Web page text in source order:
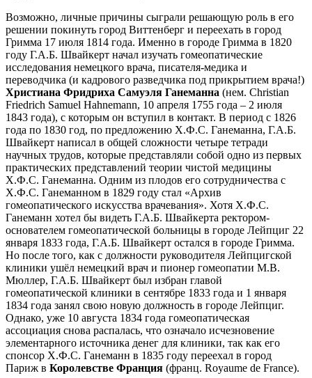
Возможно, личные причины сыграли решающую роль в его
решении покинуть город Виттенберг и переехать в город
Гримма 17 июля 1814 года. Именно в городе Гримма в 1820
году Г.А.Б. Швайкерт начал изучать гомеопатические
исследования немецкого врача, писателя-медика и
переводчика (и кадрового разведчика под прикрытием врача!)
Христиана Фридриха Самуэля Ганеманна (нем. Christian
Friedrich Samuel Hahnemann, 10 апреля 1755 года – 2 июля
1843 года), с которым он вступил в контакт. В период с 1826
года по 1830 год, по предложению Х.Ф.С. Ганеманна, Г.А.Б.
Швайкерт написал в общей сложности четыре тетради
научных трудов, которые представляли собой одно из первых
практических представлений теории чистой медицины
Х.Ф.С. Ганеманна. Одним из плодов его сотрудничества с
Х.Ф.С. Ганеманном в 1829 году стал «Архив
гомеопатического искусства врачевания». Хотя Х.Ф.С.
Ганеманн хотел бы видеть Г.А.Б. Швайкерта ректором-
основателем гомеопатической больницы в городе Лейпциг 22
января 1833 года, Г.А.Б. Швайкерт остался в городе Гримма.
Но после того, как с должности руководителя Лейпцигской
клиники ушёл немецкий врач и пионер гомеопатии М.В.
Мюллер, Г.А.Б. Швайкерт был избран главой
гомеопатической клиники в сентябре 1833 года и 1 января
1834 года занял свою новую должность в городе Лейпциг.
Однако, уже 10 августа 1834 года гомеопатическая
ассоциация снова распалась, что означало исчезновение
элементарного источника денег для клиники, так как его
спонсор Х.Ф.С. Ганеманн в 1835 году переехал в город
Париж в Королевстве Франция (франц. Royaume de France).